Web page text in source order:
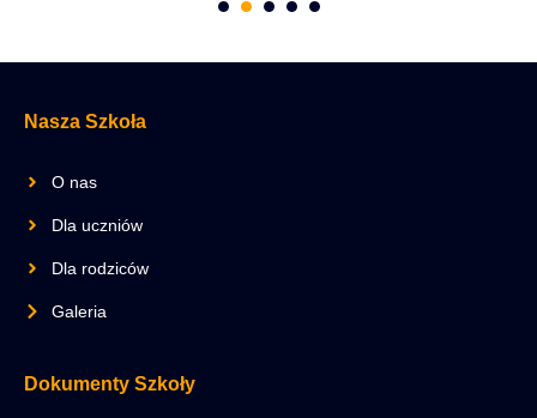
Nasza Szkoła
O nas
Dla uczniów
Dla rodziców
Galeria
Dokumenty Szkoły